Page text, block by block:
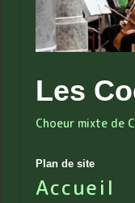
Les
Choeur mixte de
Plan de site
Accueil